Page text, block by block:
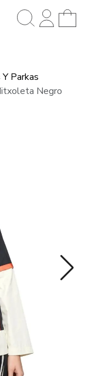
Parkas
Negro